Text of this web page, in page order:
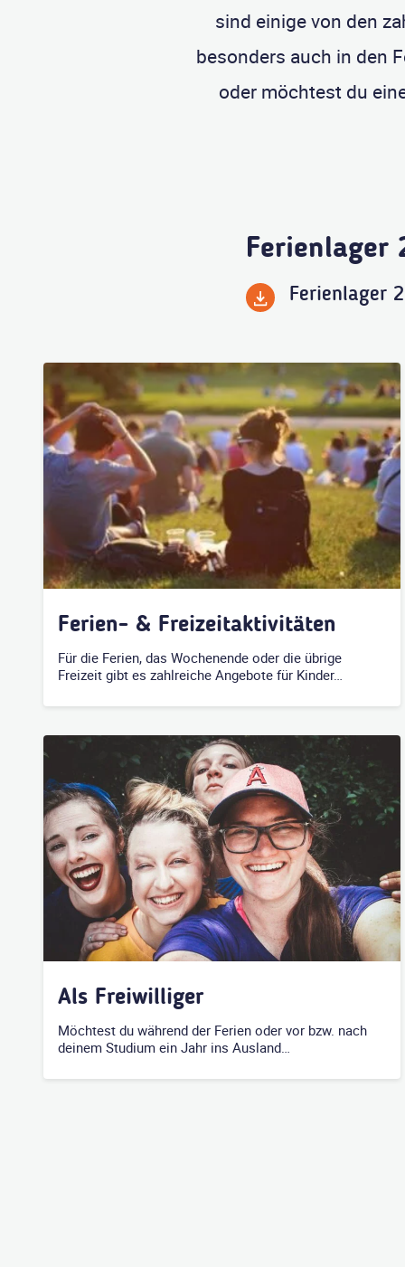
sind einige von den
besonders auch in den
oder möchtest du
Ferienlager
Ferienlager
Ferien- & Freizeitaktivitäten
Für die Ferien, das Wochenende oder die übrige
Freizeit gibt es zahlreiche Angebote für Kinder…
Als Freiwilliger
Möchtest du während der Ferien oder vor bzw. nach
deinem Studium ein Jahr ins Ausland…